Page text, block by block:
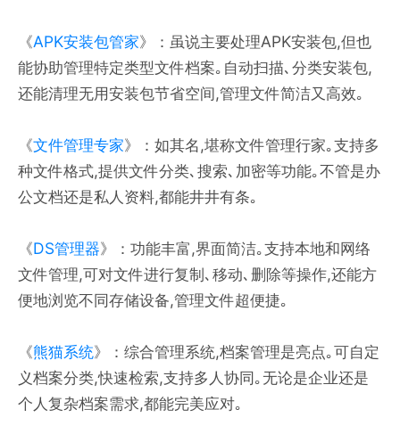
《APK安装包管家》：虽说主要处理APK安装包,但也
能协助管理特定类型文件档案｡自动扫描､分类安装包,
还能清理无用安装包节省空间,管理文件简洁又高效｡
《文件管理专家》：如其名,堪称文件管理行家｡支持多
种文件格式,提供文件分类､搜索､加密等功能｡不管是办
公文档还是私人资料,都能井井有条｡
《DS管理器》：功能丰富,界面简洁｡支持本地和网络
文件管理,可对文件进行复制､移动､删除等操作,还能方
便地浏览不同存储设备,管理文件超便捷｡
《熊猫系统》：综合管理系统,档案管理是亮点｡可自定
义档案分类,快速检索,支持多人协同｡无论是企业还是
个人复杂档案需求,都能完美应对｡